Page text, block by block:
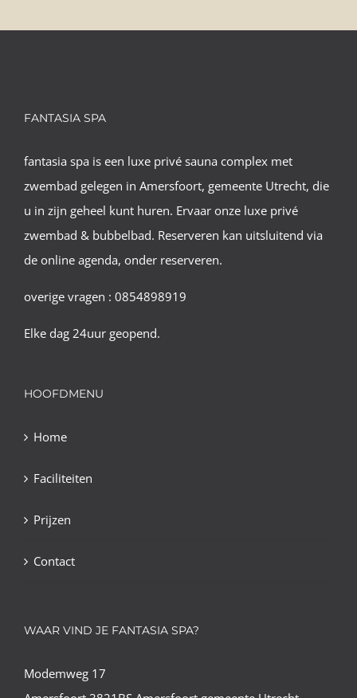
FANTASIA SPA
fantasia spa is een luxe privé sauna complex met
zwembad gelegen in Amersfoort, gemeente Utrecht, die
u in zijn geheel kunt huren. Ervaar onze luxe privé
zwembad & bubbelbad. Reserveren kan uitsluitend via
de online agenda, onder reserveren.
overige vragen : 0854898919
Elke dag 24uur geopend.
HOOFDMENU
Home
Faciliteiten
Prijzen
Contact
WAAR VIND JE FANTASIA SPA?
Modemweg 17